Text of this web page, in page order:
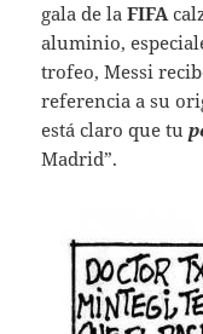
gala de laFIFA
aluminio,
trofeo, Messi
referencia a su
está claro que tu
Madrid”.